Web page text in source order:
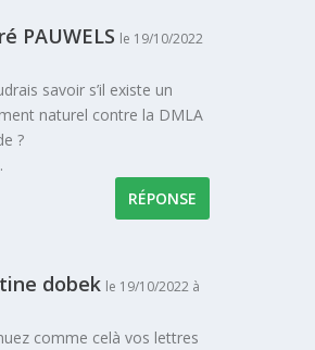
PAUWELS le 19/10/2022
savoir s’il existe un
naturel contre la DMLA
?
RÉPONSE
dobek le 19/10/2022 à
comme celà vos lettres